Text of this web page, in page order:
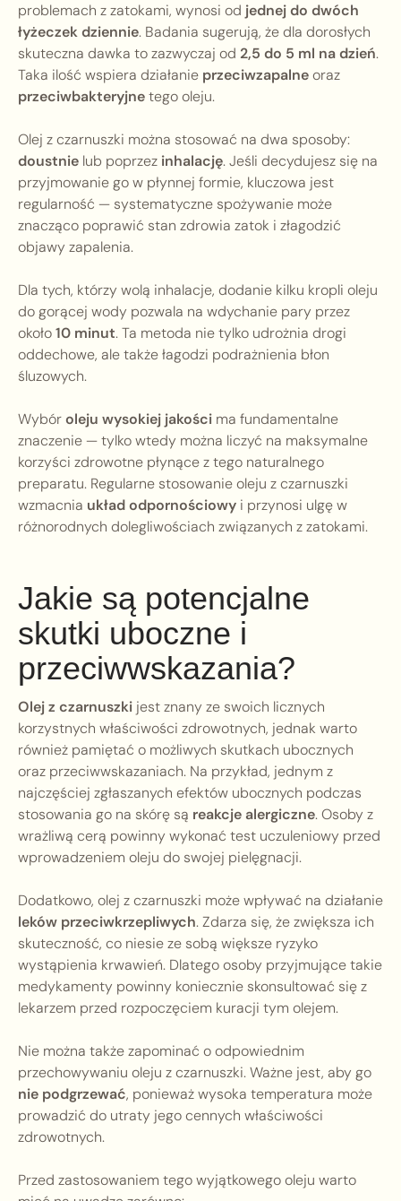
problemach z zatokami, wynosi od jednej do dwóch
łyżeczek dziennie. Badania sugerują, że dla dorosłych
skuteczna dawka to zazwyczaj od 2,5 do 5 ml na dzień.
Taka ilość wspiera działanie przeciwzapalneoraz
przeciwbakteryjnetego oleju.
Olej z czarnuszki można stosować na dwa sposoby:
doustnie lub poprzez inhalację. Jeśli decydujesz się na
przyjmowanie go w płynnej formie, kluczowa jest
regularność — systematyczne spożywanie może
znacząco poprawić stan zdrowia zatok i złagodzić
objawy zapalenia.
Dla tych, którzy wolą inhalacje, dodanie kilku kropli oleju
do gorącej wody pozwala na wdychanie pary przez
około10 minut. Ta metoda nie tylko udrożnia drogi
oddechowe, ale także łagodzi podrażnienia błon
śluzowych.
Wybóroleju wysokiej jakości ma fundamentalne
znaczenie — tylko wtedy można liczyć na maksymalne
korzyści zdrowotne płynące z tego naturalnego
preparatu. Regularne stosowanie oleju z czarnuszki
wzmacnia układ odpornościowy i przynosi ulgę w
różnorodnych dolegliwościach związanych z zatokami.
Jakie są potencjalne
skutki uboczne i
przeciwwskazania?
Olej z czarnuszki jest znany ze swoich licznych
korzystnych właściwości zdrowotnych, jednak warto
również pamiętać o możliwych skutkach ubocznych
oraz przeciwwskazaniach. Na przykład, jednym z
najczęściej zgłaszanych efektów ubocznych podczas
stosowania go na skórę są reakcje alergiczne. Osoby z
wrażliwą cerą powinny wykonać test uczuleniowy przed
wprowadzeniem oleju do swojej pielęgnacji.
Dodatkowo, olej z czarnuszki może wpływać na działanie
leków przeciwkrzepliwych. Zdarza się, że zwiększa ich
skuteczność, co niesie ze sobą większe ryzyko
wystąpienia krwawień. Dlatego osoby przyjmujące takie
medykamenty powinny koniecznie skonsultować się z
lekarzem przed rozpoczęciem kuracji tym olejem.
Nie można także zapominać o odpowiednim
przechowywaniu oleju z czarnuszki. Ważne jest, aby go
nie podgrzewać, ponieważ wysoka temperatura może
prowadzić do utraty jego cennych właściwości
zdrowotnych.
Przed zastosowaniem tego wyjątkowego oleju warto